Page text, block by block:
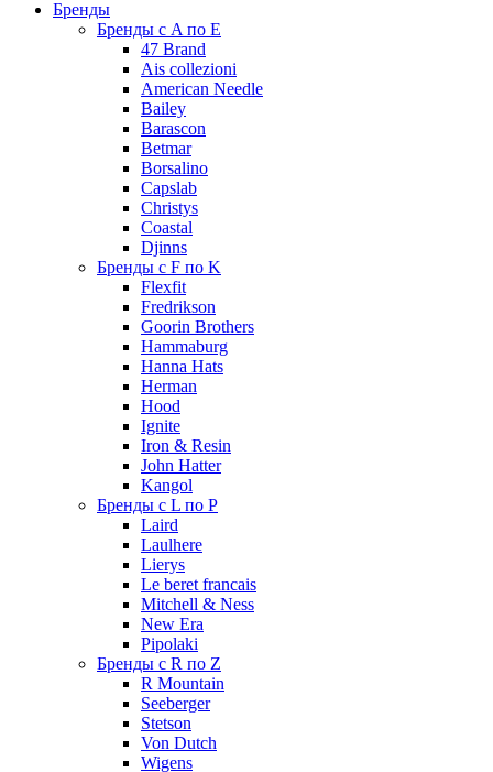
Бренды
Бренды с A по E
47 Brand
Ais collezioni
American Needle
Bailey
Barascon
Betmar
Borsalino
Capslab
Christys
Coastal
Djinns
Бренды с F по K
Flexfit
Fredrikson
Goorin Brothers
Hammaburg
Hanna Hats
Herman
Hood
Ignite
Iron & Resin
John Hatter
Kangol
Бренды с L по P
Laird
Laulhere
Lierys
Le beret francais
Mitchell & Ness
New Era
Pipolaki
Бренды с R по Z
R Mountain
Seeberger
Stetson
Von Dutch
Wigens